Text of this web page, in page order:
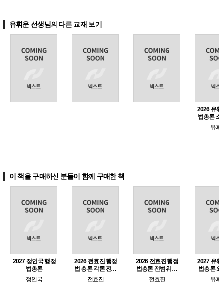
유휘운 선생님의 다른 교재 보기
2026 유
법총론
전동형
유
이 책을 구매하신 분들이 함께 구매한 책
2027 정인국 행정
법총론
정인국
2026 전효진 행정
법 총론 각론 전범
위 모의고사 (공무
원 7급 대비)
전효진
2026 전효진 행정
법총론 전범위 모
의고사 지방직 대
비
전효진
2027 유
법총론
+기출문
유